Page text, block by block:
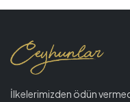
İlkelerimizden ödün